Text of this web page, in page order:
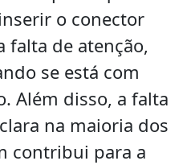
o conector
falta de atenção,
se está com
Além disso, a falta
na maioria dos
contribui para a